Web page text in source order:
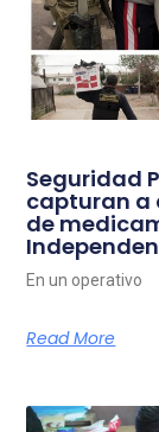
Seguridad
capturan a
de
En un operativo
Read More